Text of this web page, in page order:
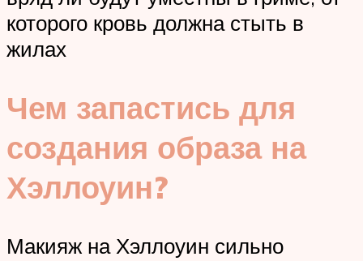
которого кровь должна стыть в
жилах
Чем запастись для
создания образа на
Хэллоуин?
Макияж на Хэллоуин сильно